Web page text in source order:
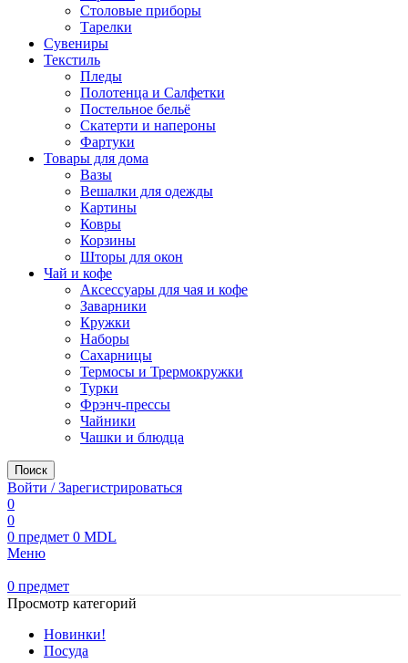
Столовые приборы
Тарелки
Сувениры
Текстиль
Пледы
Полотенца и Салфетки
Постельное бельё
Скатерти и напероны
Фартуки
Товары для дома
Вазы
Вешалки для одежды
Картины
Ковры
Корзины
Шторы для окон
Чай и кофе
Аксессуары для чая и кофе
Заварники
Кружки
Наборы
Сахарницы
Термосы и Трермокружки
Турки
Фрэнч-прессы
Чайники
Чашки и блюдца
Поиск
Войти / Зарегистрироваться
0
0
0 предмет 0 MDL
Меню
0 предмет
Просмотр категорий
Новинки!
Посуда